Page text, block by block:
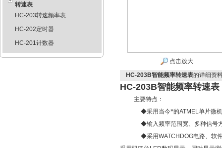
转速表
HC-203转速频率表
HC-202定时器
HC-201计数器
点击放大
HC-203B智能频率转速表的详细资
HC-203B智能频率转速表
主要特点：
◆采用当今*的ATMEL单片微
◆输入频率范围宽、多种信号
◆采用WATCHDOG电路、软